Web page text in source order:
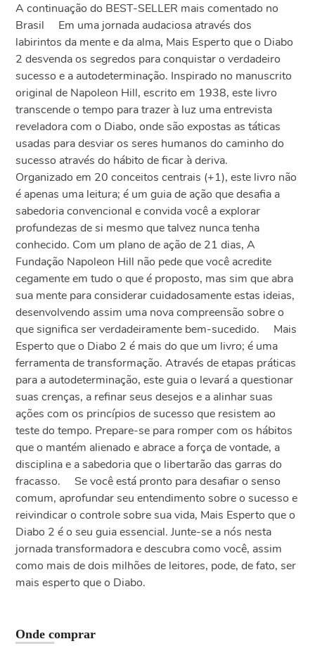
A continuação do BEST-SELLER mais comentado no
Brasil Em uma jornada audaciosa através dos
labirintos da mente e da alma, Mais Esperto que o Diabo
2 desvenda os segredos para conquistar o verdadeiro
sucesso e a autodeterminação. Inspirado no manuscrito
original de Napoleon Hill, escrito em 1938, este livro
transcende o tempo para trazer à luz uma entrevista
reveladora com o Diabo, onde são expostas as táticas
usadas para desviar os seres humanos do caminho do
sucesso através do hábito de ficar à deriva.
Organizado em 20 conceitos centrais (+1), este livro não
é apenas uma leitura; é um guia de ação que desafia a
sabedoria convencional e convida você a explorar
profundezas de si mesmo que talvez nunca tenha
conhecido. Com um plano de ação de 21 dias, A
Fundação Napoleon Hill não pede que você acredite
cegamente em tudo o que é proposto, mas sim que abra
sua mente para considerar cuidadosamente estas ideias,
desenvolvendo assim uma nova compreensão sobre o
que significa ser verdadeiramente bem-sucedido. Mais
Esperto que o Diabo 2 é mais do que um livro; é uma
ferramenta de transformação. Através de etapas práticas
para a autodeterminação, este guia o levará a questionar
suas crenças, a refinar seus desejos e a alinhar suas
ações com os princípios de sucesso que resistem ao
teste do tempo. Prepare-se para romper com os hábitos
que o mantém alienado e abrace a força de vontade, a
disciplina e a sabedoria que o libertarão das garras do
fracasso. Se você está pronto para desafiar o senso
comum, aprofundar seu entendimento sobre o sucesso e
reivindicar o controle sobre sua vida, Mais Esperto que o
Diabo 2 é o seu guia essencial. Junte-se a nós nesta
jornada transformadora e descubra como você, assim
como mais de dois milhões de leitores, pode, de fato, ser
mais esperto que o Diabo.
Onde comprar